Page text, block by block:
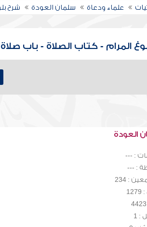
علماء ودعاة سلمان العودة شرح
المرام - كتاب الصلاة - باب صلاة
العودة
: ---
: ---
: 234
: 1